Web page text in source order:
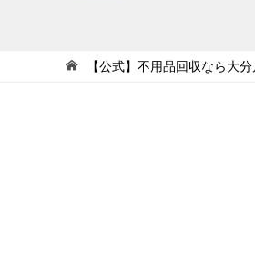
【公式】不用品回収なら大